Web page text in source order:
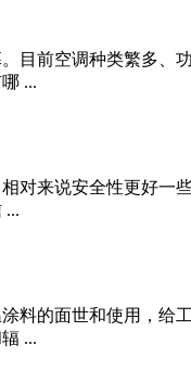
目前空调种类繁多
...
对来说安全性更好
...
料的面世和使用，给
...